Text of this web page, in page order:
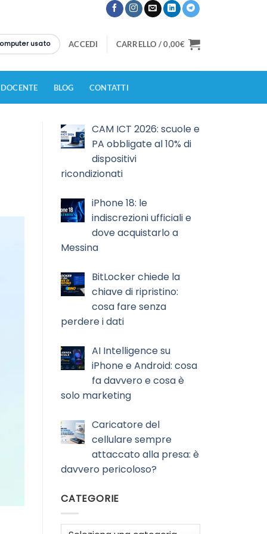
usato ACCEDI CARRELLO /0,00€
BLOG CONTATTI
CAM ICT 2026: scuole e
PA obbligate al 10% di
dispositivi
ricondizionati
iPhone 18: le
indiscrezioni ufficiali e
dove acquistarlo a
Messina
BitLocker chiede la
chiave di ripristino:
cosa fare senza
perdere i dati
AI Intelligence su
iPhone e Android: cosa
fa davvero e cosa è
solo marketing
Caricatore del
cellulare sempre
attaccato alla presa: è
davvero pericoloso?
CATEGORIE
Categorie